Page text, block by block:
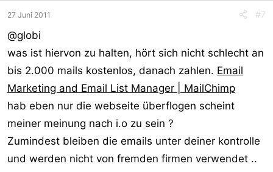
27 Juni 2011 #7
@globi
was ist hiervon zu halten, hört sich nicht schlecht an
bis 2.000 mails kostenlos, danach zahlen. Email
Marketing and Email List Manager | MailChimp
hab eben nur die webseite überflogen scheint
meiner meinung nach i.o zu sein ?
Zumindest bleiben die emails unter deiner kontrolle
und werden nicht von fremden firmen verwendet ..